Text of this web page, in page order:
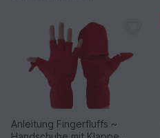
Anleitung Fingerfluffs ~